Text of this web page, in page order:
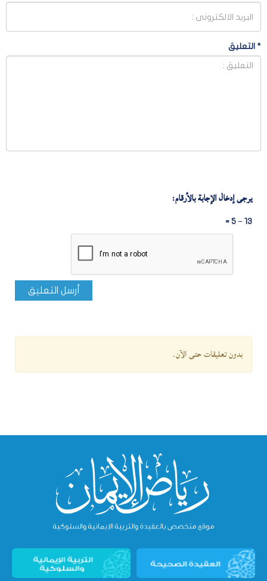
* التعليق
يرجى إدخال الإجابة بالأرقام:
13 − 5 =
أرسل التعليق
بدون تعليقات حتى الآن.